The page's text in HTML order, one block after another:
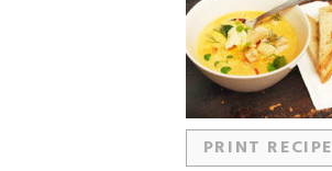
PRINT RECIPE